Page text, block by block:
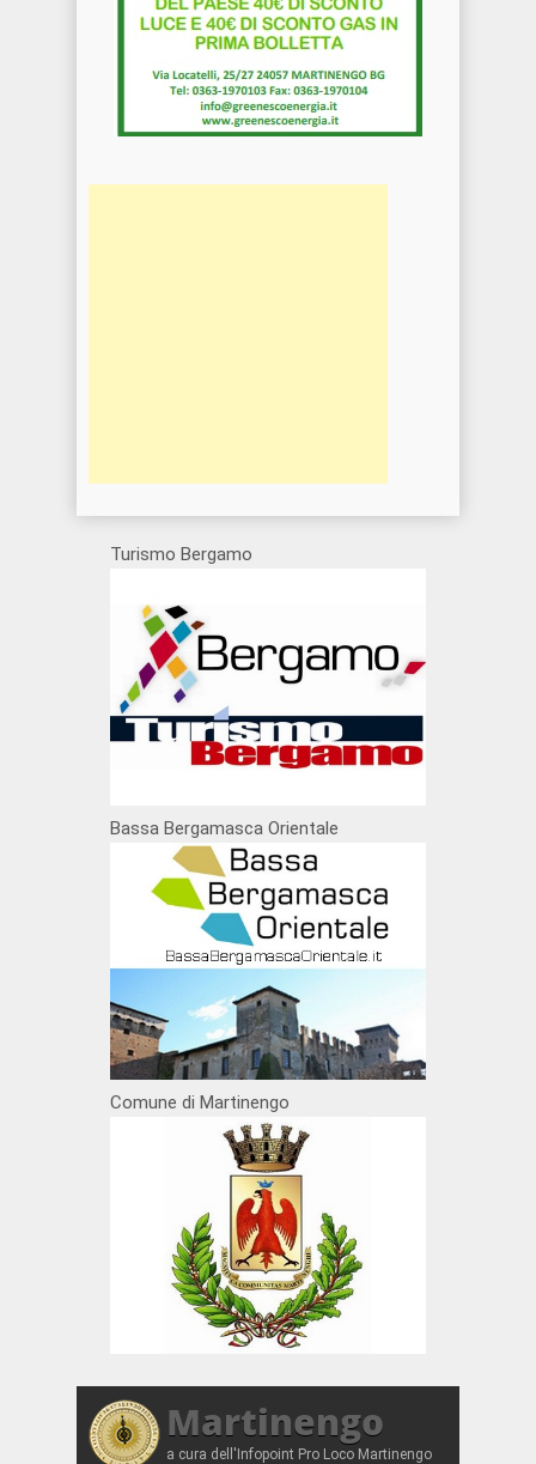
Turismo Bergamo
Bassa Bergamasca Orientale
Comune di Martinengo
Martinengo
a cura dell'Infopoint Pro Loco Martinengo